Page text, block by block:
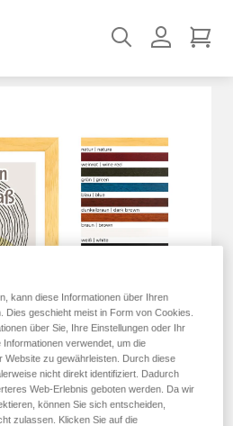
Suchen
kann diese Informationen über Ihren
geschieht meist in Form von Cookies.
über Sie, Ihre Einstellungen oder Ihr
verwendet, um die
zu gewährleisten. Durch diese
nicht direkt identifiziert. Dadurch
Web-Erlebnis geboten werden. Da wir
können Sie sich entscheiden,
zulassen. Klicken Sie auf die